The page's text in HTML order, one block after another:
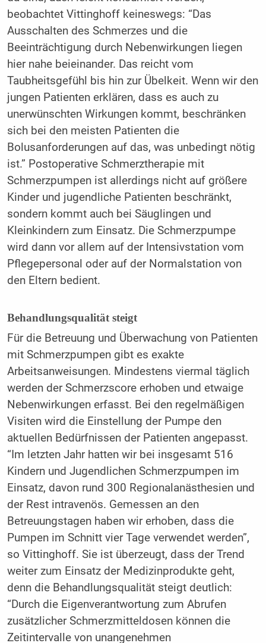
beobachtet Vittinghoff keineswegs: “Das
Ausschalten des Schmerzes und die
Beeinträchtigung durch Nebenwirkungen liegen
hier nahe beieinander. Das reicht vom
Taubheitsgefühl bis hin zur Übelkeit. Wenn wir den
jungen Patienten erklären, dass es auch zu
unerwünschten Wirkungen kommt, beschränken
sich bei den meisten Patienten die
Bolusanforderungen auf das, was unbedingt nötig
ist.” Postoperative Schmerztherapie mit
Schmerzpumpen ist allerdings nicht auf größere
Kinder und jugendliche Patienten beschränkt,
sondern kommt auch bei Säuglingen und
Kleinkindern zum Einsatz. Die Schmerzpumpe
wird dann vor allem auf der Intensivstation vom
Pflegepersonal oder auf der Normalstation von
den Eltern bedient.
Behandlungsqualität steigt
Für die Betreuung und Überwachung von Patienten
mit Schmerzpumpen gibt es exakte
Arbeitsanweisungen. Mindestens viermal täglich
werden der Schmerzscore erhoben und etwaige
Nebenwirkungen erfasst. Bei den regelmäßigen
Visiten wird die Einstellung der Pumpe den
aktuellen Bedürfnissen der Patienten angepasst.
“Im letzten Jahr hatten wir bei insgesamt 516
Kindern und Jugendlichen Schmerzpumpen im
Einsatz, davon rund 300 Regionalanästhesien und
der Rest intravenös. Gemessen an den
Betreuungstagen haben wir erhoben, dass die
Pumpen im Schnitt vier Tage verwendet werden”,
so Vittinghoff. Sie ist überzeugt, dass der Trend
weiter zum Einsatz der Medizinprodukte geht,
denn die Behandlungsqualität steigt deutlich:
“Durch die Eigenverantwortung zum Abrufen
zusätzlicher Schmerzmitteldosen können die
Zeitintervalle von unangenehmen